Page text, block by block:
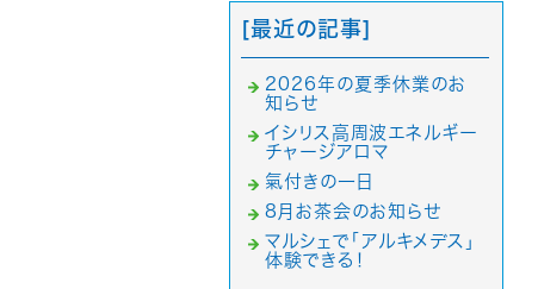
[最近の記事]
2026年の夏季休業のお
知らせ
イシリス高周波エネルギー
チャージアロマ
氣付きの一日
8月お茶会のお知らせ
マルシェで「アルキメデス」
体験できる！